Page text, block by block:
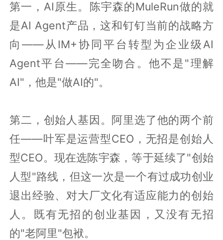
第一，AI原生。陈宇森的MuleRun做的就
是AI Agent产品，这和钉钉当前的战略方
向——从IM+协同平台转型为企业级AI
Agent平台——完全吻合。他不是"理解
AI"，他是"做AI的"。
第二，创始人基因。阿里选了他的两个前
任——叶军是运营型CEO，无招是创始人
型CEO。现在选陈宇森，等于延续了"创始
人型"路线，但这一次是一个有过成功创业
退出经验、对大厂文化有适应能力的创始
人。既有无招的创业基因，又没有无招
的"老阿里"包袱。